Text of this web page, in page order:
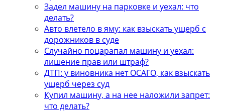
Задел машину на парковке и уехал: что
делать?
Авто влетело в яму: как взыскать ущерб с
дорожников в суде
Случайно поцарапал машину и уехал:
лишение прав или штраф?
ДТП: у виновника нет ОСАГО, как взыскать
ущерб через суд
Купил машину, а на нее наложили запрет:
что делать?